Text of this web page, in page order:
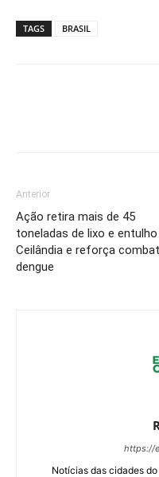
TAGS BRASIL
Anterior
Ação retira mais de 45
toneladas de lixo e
Ceilândia e reforça
dengue
https://
Notícias das cidades